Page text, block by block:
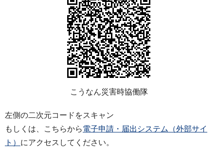
こうなん災害時協働隊
左側の二次元コードをスキャン
もしくは、こちらから電子申請・届出システム（外部サイ
ト） にアクセスしてください。